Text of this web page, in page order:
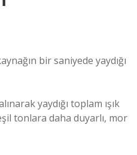
bir saniyede yaydığı
yaydığı toplam ışık
tonlara daha duyarlı, mor